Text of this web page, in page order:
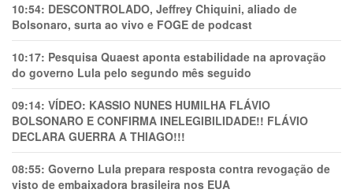
10:54: DESCONTROLADO, Jeffrey Chiquini, aliado de
Bolsonaro, surta ao vivo e FOGE de podcast
10:17: Pesquisa Quaest aponta estabilidade na aprovação
do governo Lula pelo segundo mês seguido
09:14: VÍDEO: KASSIO NUNES HUMlLHA FLÁVIO
BOLSONARO E CONFIRMA INELEGIBILIDADE!! FLÁVIO
DECLARA GUERRA A THIAGO!!!
08:55: Governo Lula prepara resposta contra revogação de
visto de embaixadora brasileira nos EUA